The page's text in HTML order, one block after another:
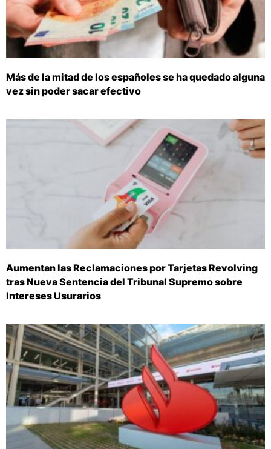
Más de la mitad de los españoles se ha quedado alguna
vez sin poder sacar efectivo
Aumentan las Reclamaciones por Tarjetas Revolving
tras Nueva Sentencia del Tribunal Supremo sobre
Intereses Usurarios